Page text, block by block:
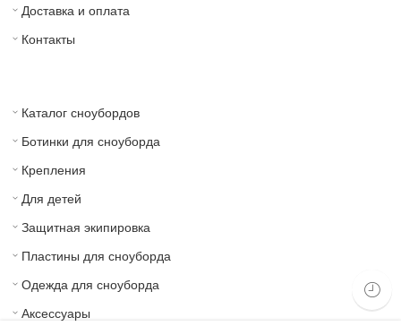
Доставка и оплата
Контакты
Каталог сноубордов
Ботинки для сноуборда
Крепления
Для детей
Защитная экипировка
Пластины для сноуборда
Одежда для сноуборда
Аксессуары